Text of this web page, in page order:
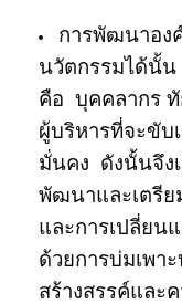
การพัฒนาอง
นวัตกรรมได้นั้น
คือ บุคคลากร
ผู้บริหารที่จะขับ
มั่นคง ดังนั้นจึง
พัฒนาและเตรีย
และการเปลี่ยน
ด้วยการบ่มเพา
สร้างสรรค์และ